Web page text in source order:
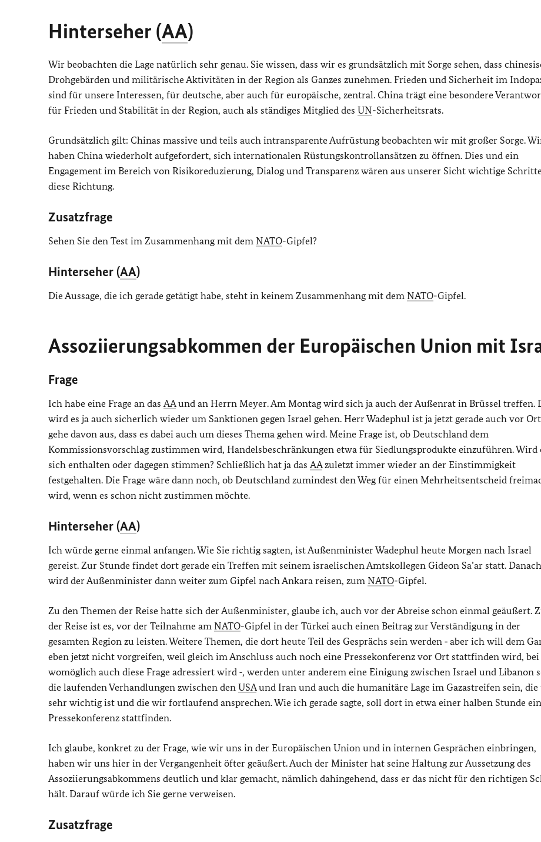
Hinterseher (AA)
Wir beobachten die Lage natürlich sehr genau. Sie wissen, dass wir es grundsätzlich mit Sorge sehen, dass
Drohgebärden und militärische Aktivitäten in der Region als Ganzes zunehmen. Frieden und Sicherheit im
sind für unsere Interessen, für deutsche, aber auch für europäische, zentral. China trägt eine besondere
für Frieden und Stabilität in der Region, auch als ständiges Mitglied des UN-Sicherheitsrats.
Grundsätzlich gilt: Chinas massive und teils auch intransparente Aufrüstung beobachten wir mit großer Sorge.
haben China wiederholt aufgefordert, sich internationalen Rüstungskontrollansätzen zu öffnen. Dies und ein
Engagement im Bereich von Risikoreduzierung, Dialog und Transparenz wären aus unserer Sicht wichtige
diese Richtung.
Zusatzfrage
Sehen Sie den Test im Zusammenhang mit dem NATO-Gipfel?
Hinterseher (AA)
Die Aussage, die ich gerade getätigt habe, steht in keinem Zusammenhang mit dem NATO-Gipfel.
Assoziierungsabkommen der Europäischen Union mit
Frage
Ich habe eine Frage an das AAund an Herrn Meyer. Am Montag wird sich ja auch der Außenrat in Brüssel treffen.
wird es ja auch sicherlich wieder um Sanktionen gegen Israel gehen. Herr Wadephul ist ja jetzt gerade auch vor
gehe davon aus, dass es dabei auch um dieses Thema gehen wird. Meine Frage ist, ob Deutschland dem
Kommissionsvorschlag zustimmen wird, Handelsbeschränkungen etwa für Siedlungsprodukte einzuführen. Wird
sich enthalten oder dagegen stimmen? Schließlich hat ja das AAzuletzt immer wieder an der Einstimmigkeit
festgehalten. Die Frage wäre dann noch, ob Deutschland zumindest den Weg für einen Mehrheitsentscheid
wird, wenn es schon nicht zustimmen möchte.
Hinterseher (AA)
Ich würde gerne einmal anfangen. Wie Sie richtig sagten, ist Außenminister Wadephul heute Morgen nach Israel
gereist. Zur Stunde findet dort gerade ein Treffen mit seinem israelischen Amtskollegen Gideon Sa’ar statt. Danach
wird der Außenminister dann weiter zum Gipfel nach Ankara reisen, zum NATO-Gipfel.
Zu den Themen der Reise hatte sich der Außenminister, glaube ich, auch vor der Abreise schon einmal geäußert.
der Reise ist es, vor der Teilnahme am NATO-Gipfel in der Türkei auch einen Beitrag zur Verständigung in der
gesamten Region zu leisten. Weitere Themen, die dort heute Teil des Gesprächs sein werden ‑ aber ich will dem
eben jetzt nicht vorgreifen, weil gleich im Anschluss auch noch eine Pressekonferenz vor Ort stattfinden wird, bei
womöglich auch diese Frage adressiert wird ‑, werden unter anderem eine Einigung zwischen Israel und Libanon
die laufenden Verhandlungen zwischen den USAund Iran und auch die humanitäre Lage im Gazastreifen sein, die
sehr wichtig ist und die wir fortlaufend ansprechen. Wie ich gerade sagte, soll dort in etwa einer halben Stunde
Pressekonferenz stattfinden.
Ich glaube, konkret zu der Frage, wie wir uns in der Europäischen Union und in internen Gesprächen einbringen,
haben wir uns hier in der Vergangenheit öfter geäußert. Auch der Minister hat seine Haltung zur Aussetzung des
Assoziierungsabkommens deutlich und klar gemacht, nämlich dahingehend, dass er das nicht für den richtigen
hält. Darauf würde ich Sie gerne verweisen.
Zusatzfrage